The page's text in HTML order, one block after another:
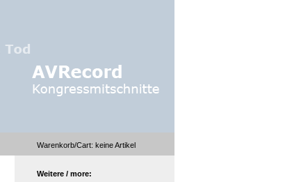
Warenkorb/Cart: keineArtikel
Weitere / more: